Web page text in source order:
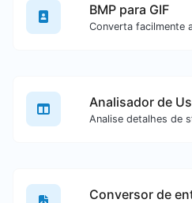
BMP para GIF
Analisador de